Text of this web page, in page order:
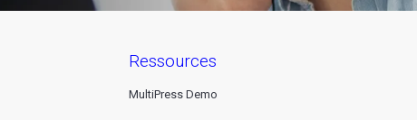
ressources
MultiPress Demo